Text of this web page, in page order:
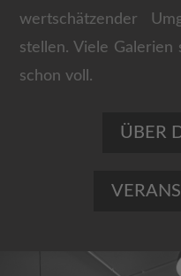
wertschätzender
stellen. Viele
schon voll.
ÜBER